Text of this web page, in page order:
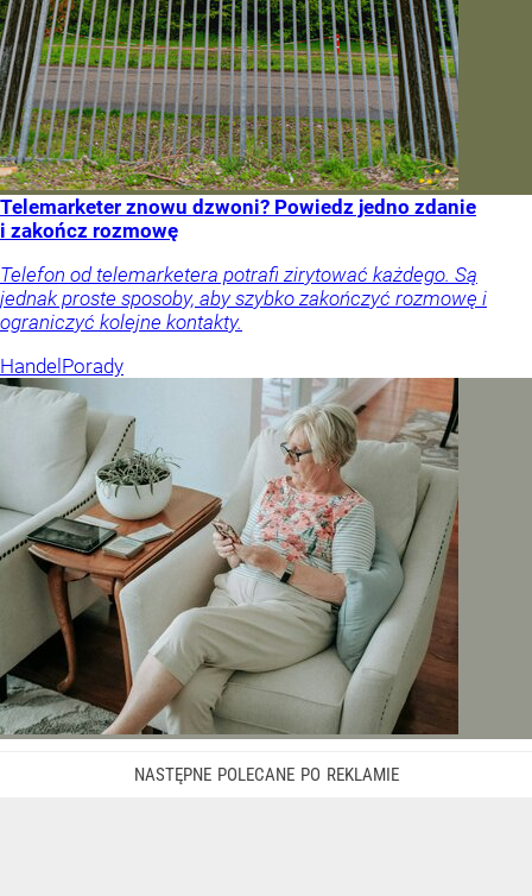
Telemarketer znowu dzwoni? Powiedz jedno zdanie
i zakończ rozmowę
Telefon od telemarketera potrafi zirytować każdego. Są
jednak proste sposoby, aby szybko zakończyć rozmowę i
ograniczyć kolejne kontakty.
Handel Porady